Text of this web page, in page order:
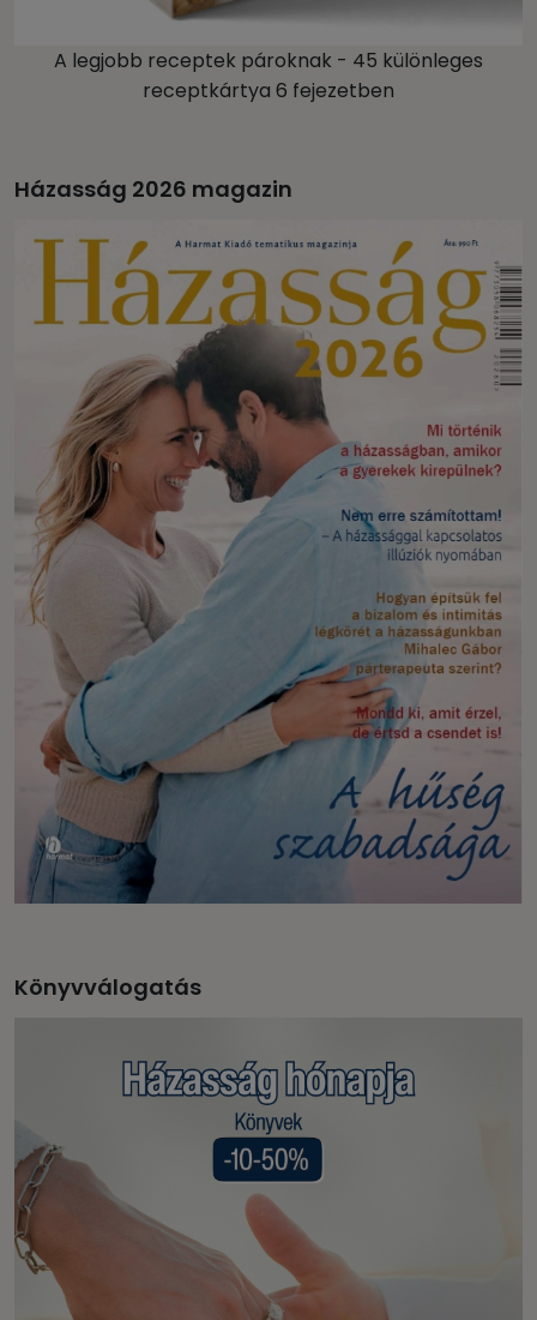
A legjobb receptek pároknak - 45 különleges
receptkártya 6 fejezetben
Házasság 2026 magazin
Könyvválogatás